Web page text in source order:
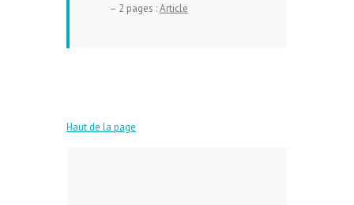
– 2 pages :Article
Haut de la page